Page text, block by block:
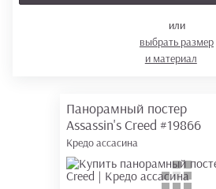
или
выбрать размер
и материал
Панорамный постер
Assassin's Creed #19866
Кредо ассасина